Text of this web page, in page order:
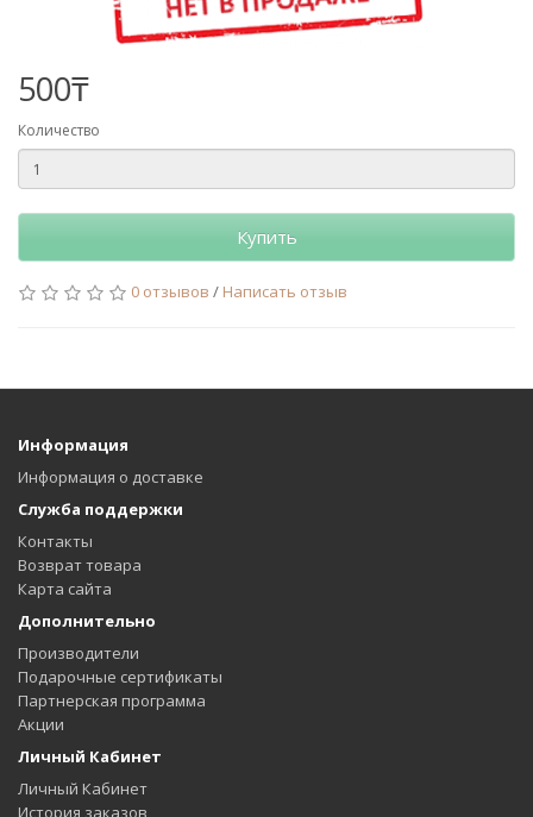
500₸
Количество
Купить
0 отзывов / Написать отзыв
Информация
Информация о доставке
Служба поддержки
Контакты
Возврат товара
Карта сайта
Дополнительно
Производители
Подарочные сертификаты
Партнерская программа
Акции
Личный Кабинет
Личный Кабинет
История заказов